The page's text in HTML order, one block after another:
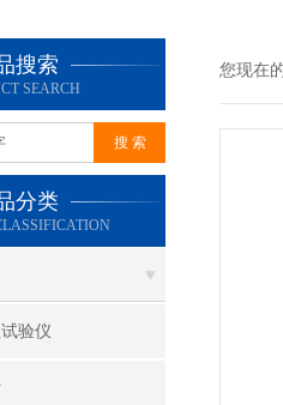
搜索
SEARCH
分类
验仪
您现在